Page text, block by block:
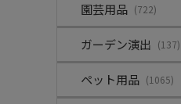
園芸用品 (722)
ガーデン演出 (137)
ペット用品 (1065)